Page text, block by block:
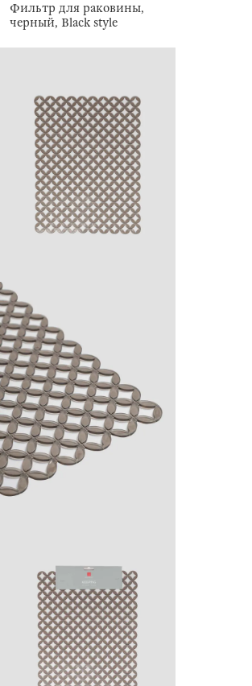
Фильтр для раковины,
черный, Black style